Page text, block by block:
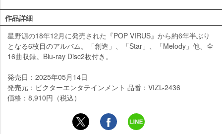
作品詳細
星野源の18年12月に発売された『POP VIRUS』から約6年半ぶり
となる6枚目のアルバム。「創造」、「Star」、「Melody」他、全
16曲収録。Blu-ray Disc2枚付き。
発売日：2025年05月14日
発売元：ビクターエンタテインメント 品番：VIZL-2436
価格：8,910円（税込）